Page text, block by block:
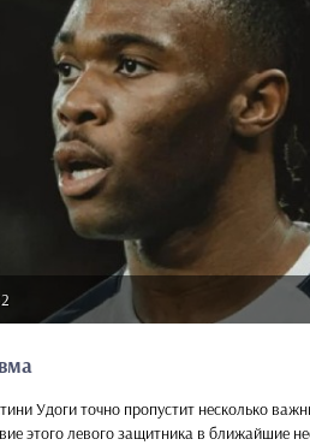
Удоги точно пропустит несколько
этого левого защитника в ближайшие